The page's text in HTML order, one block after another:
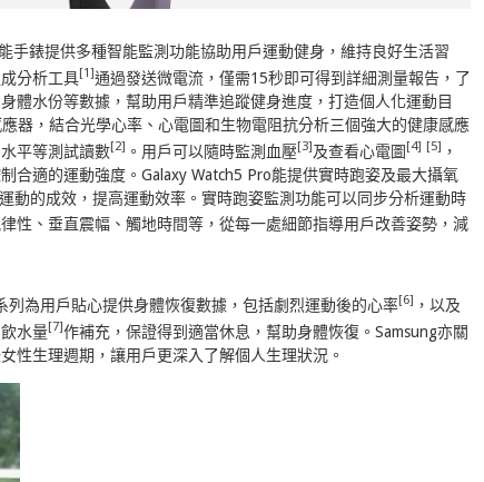
手錶提供多種智能監測功能協助用戶運動健身，維持良好生活習
分析工具[1]通過發送微電流，僅需15秒即可得到詳細測量報告，了
體水份等數據，幫助用戶精準追蹤健身進度，打造個人化運動目
器，結合光學心率、心電圖和生物電阻抗分析三個強大的健康感應
平等測試讀數[2] 。用戶可以隨時監測血壓[3]及查看心電圖[4] [5] ，
合適的運動強度。Galaxy Watch5 Pro能提供實時跑姿及最大攝氧
動的成效，提高運動效率。實時跑姿監測功能可以同步分析運動時
性、垂直震幅、觸地時間等，從每一處細節指導用戶改善姿勢，減
列為用戶貼心提供身體恢復數據，包括劇烈運動後的心率[6] ，以及
水量[7]作補充，保證得到適當休息，幫助身體恢復。Samsung亦關
性生理週期，讓用戶更深入了解個人生理狀況。